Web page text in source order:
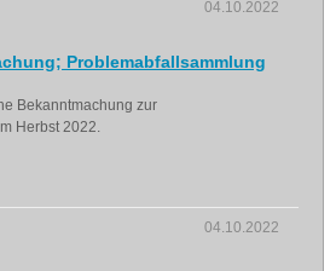
04.10.2022
Problemabfallsammlung
Bekanntmachung zur
Herbst 2022.
04.10.2022